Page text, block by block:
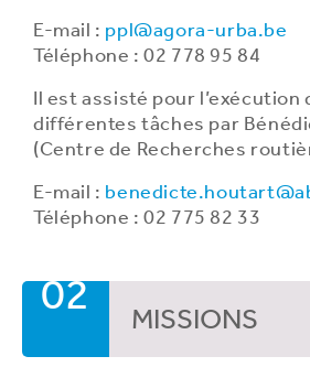
E-mail : ppl@agora-urba.be
Téléphone : 02 778 95 84
Il est assisté pour l’exécution
différentes tâches par
(Centre de Recherches
E-mail :
Téléphone : 02 775 82 33
02 MISSIONS